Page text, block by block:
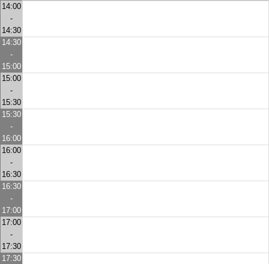
14:00
-
14:30
14:30
-
15:00
15:00
-
15:30
15:30
-
16:00
16:00
-
16:30
16:30
-
17:00
17:00
-
17:30
17:30